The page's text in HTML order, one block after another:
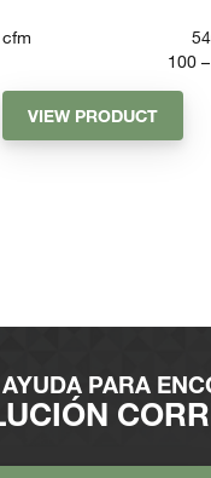
cfm
100
VIEW PRODUCT
PARA